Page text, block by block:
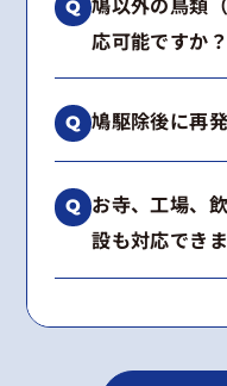
応可能ですか？
カラス、スズメ、
モリまで幅広く対
種類が不明な場合
鳩駆除後に再
お付けしています
期間内に施工箇所
施工いたします。
お寺、工場、
設も対応でき
景観への配慮や高
わせた最適な工法